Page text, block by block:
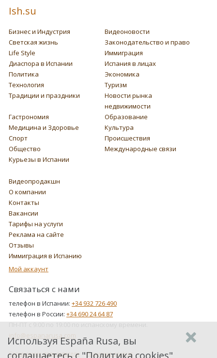
Ish.su
Бизнес и Индустрия
Видеоновости
Светская жизнь
Законодательство и право
Life Style
Иммиграция
Диаспора в Испании
Испания в лицах
Политика
Экономика
Технология
Туризм
Традиции и праздники
Новости рынка
недвижимости
Гастрономия
Образование
Медицина и Здоровье
Культура
Спорт
Происшествия
Общество
Международные связи
Курьезы в Испании
Видеопродакшн
О компании
Контакты
Вакансии
Тарифы на услуги
Реклама на сайте
Отзывы
Иммиграция в Испанию
Мой аккаунт
Связаться с нами
телефон в Испании: +34 932 726 490
телефон в России: +34 690 24 64 87
ПН-ПТ с 9:00 по 19:00 по испанскому времени.
info@espanarusa.com
Соглашение пользователя
Политика cookies
Используя España Rusa, вы
соглашаетесь с "Политика cookies",